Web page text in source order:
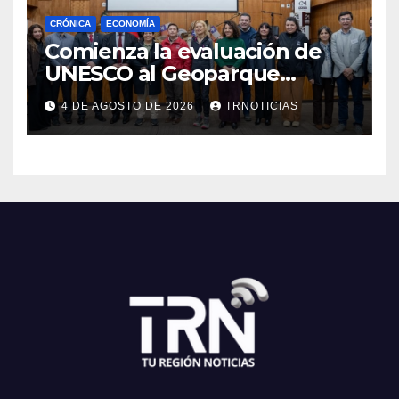
CRÓNICA ECONOMÍA
Comienza la evaluación de
UNESCO al Geoparque
Aspirante Pillanmapu en el
Maule
4 DE AGOSTO DE 2026 TRNOTICIAS